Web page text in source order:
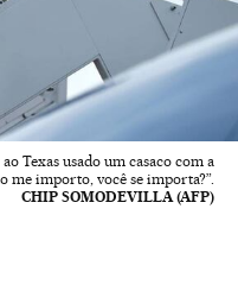
Texas usado um casaco com a
me importo, você se importa?”.
CHIP SOMODEVILLA (AFP)